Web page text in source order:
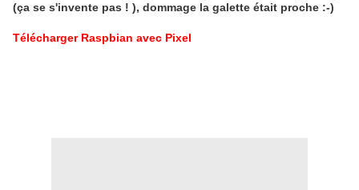
(ça se s'invente pas ! ), dommage la galette était proche :-)
Télécharger Raspbian avec Pixel